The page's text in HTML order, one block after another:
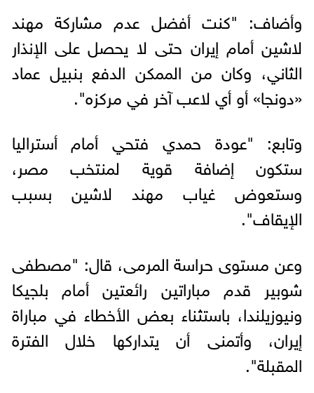
وأضاف: "كنت أفضل عدم مشاركة مهند
لاشين أمام إيران حتى لا يحصل على الإنذار
الثاني، وكان من الممكن الدفع بنبيل عماد
«دونجا» أو أي لاعب آخر في مركزه".
وتابع: "عودة حمدي فتحي أمام أستراليا
ستكون إضافة قوية لمنتخب مصر،
وستعوض غياب مهند لاشين بسبب
الإيقاف".
وعن مستوى حراسة المرمى، قال: "مصطفى
شوبير قدم مباراتين رائعتين أمام بلجيكا
ونيوزيلندا، باستثناء بعض الأخطاء في مباراة
إيران، وأتمنى أن يتداركها خلال الفترة
المقبلة".